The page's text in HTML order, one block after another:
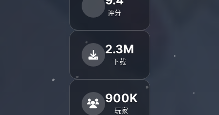
评分
2.3M
下载
900K
玩家